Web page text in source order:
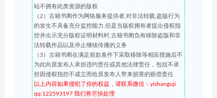
站不拥有此类资源的版权
（2）古籍书阁作为网络服务提供者,对非法转载,盗版行为
的发生不具备充分监控能力.但是当版权拥有者提出侵权指
控并出示充分版权证明材料时,古籍书阁负有移除盗版和非
法转载作品以及停止继续传播的义务
（3）古籍书阁在满足前款条件下采取移除等相应措施后不
为此向原发布人承担违约责任或其他法律责任，包括不承
担因侵权指控不成立而给原发布人带来损害的赔偿责任
以上内容如果侵犯了你的权益，请联系微信：yishanguji
qq:122593197 我们将尽快处理